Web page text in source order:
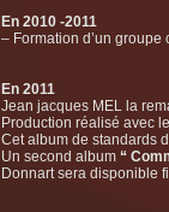
En 2010 -2011
– Formation d’un
En 2011
Jean jacques MEL la
Production réalisé avec
Cet album de standards
Un second album “
Donnart sera disponible